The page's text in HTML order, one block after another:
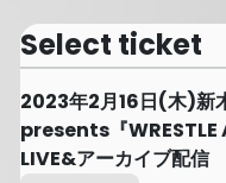
Select ticket
2023年2月16日(木)新
presents『
LIVE&アーカイブ配信